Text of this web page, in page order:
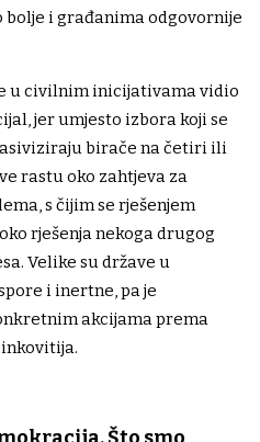
bolje i građanima odgovornije
u civilnim inicijativama vidio
jer umjesto izbora koji se
birače na četiri ili
rastu oko zahtjeva za
s čijim se rješenjem
rješenja nekoga drugog
Velike su države u
i inertne, pa je
akcijama prema